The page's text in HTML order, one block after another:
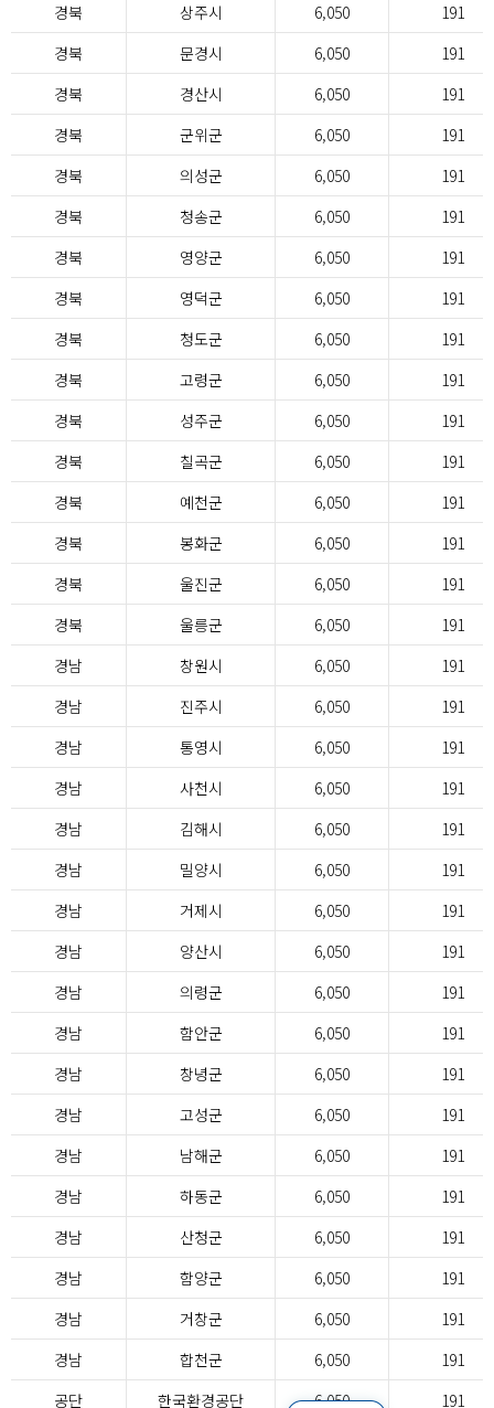
경북
상주시 6,050
191
경북
문경시 6,050
191
경북
경산시 6,050
191
경북
군위군 6,050
191
경북
의성군 6,050
191
경북
청송군 6,050
191
경북
영양군 6,050
191
경북
영덕군 6,050
191
경북
청도군 6,050
191
경북
고령군 6,050
191
경북
성주군 6,050
191
경북
칠곡군 6,050
191
경북
예천군 6,050
191
경북
봉화군 6,050
191
경북
울진군 6,050
191
경북
울릉군 6,050
191
경남
창원시 6,050
191
경남
진주시 6,050
191
경남
통영시 6,050
191
경남
사천시 6,050
191
경남
김해시 6,050
191
경남
밀양시 6,050
191
경남
거제시 6,050
191
경남
양산시 6,050
191
경남
의령군 6,050
191
경남
함안군 6,050
191
경남
창녕군 6,050
191
경남
고성군 6,050
191
경남
남해군 6,050
191
경남
하동군 6,050
191
경남
산청군 6,050
191
경남
함양군 6,050
191
경남
거창군 6,050
191
경남
합천군 6,050
191
공단
한국환경공단 6,050 191